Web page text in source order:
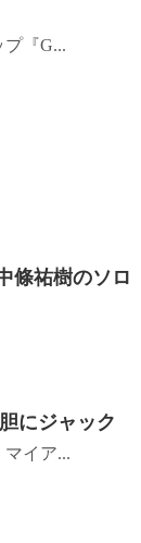
『G...
條祐樹のソロ
にジャック
イア...